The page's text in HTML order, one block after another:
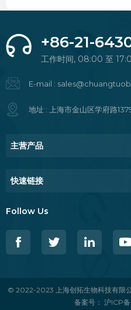
+86-21-
工作时间, 08:00 至
E-mail :
地址 : 上海市金山区学府路
主营产品
快速链接
Follow Us
© 2022-2023 上海创拓生物科技有限
备案号： 沪ICP